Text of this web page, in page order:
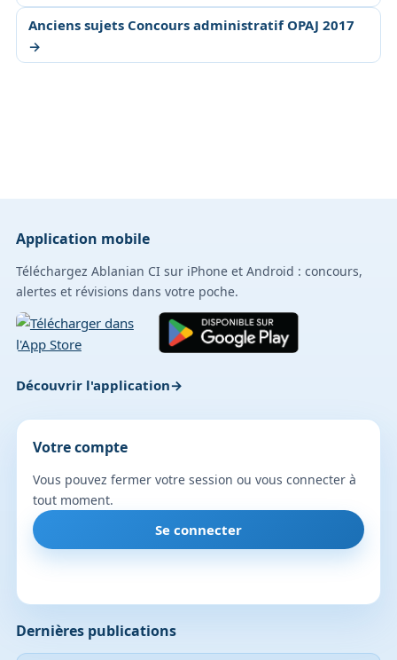
Anciens sujets Concours administratif OPAJ 2017
→
Application mobile
Téléchargez Ablanian CI sur iPhone et Android : concours,
alertes et révisions dans votre poche.
Découvrir l'application
Dernières publications
Votre compte
Vous pouvez fermer votre session ou vous connecter à
tout moment.
Se connecter